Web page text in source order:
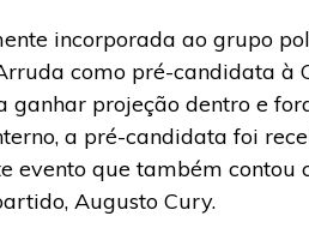
incorporada ao grupo
como pré-candidata à
ganhar projeção dentro e
a pré-candidata foi
evento que também
Augusto Cury.